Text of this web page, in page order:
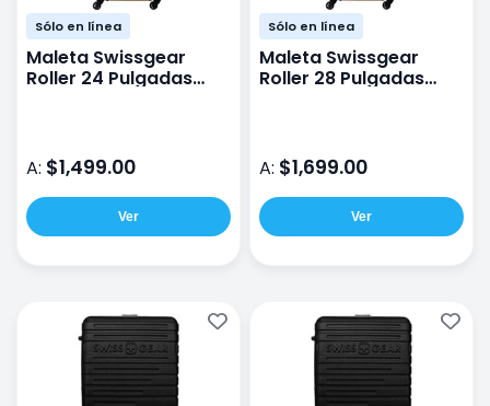
Sólo en línea
Maleta Swissgear
Roller 24 Pulgadas
A: $1,499.00
Ver
Sólo en línea
Maleta Swissgear
Roller 28 Pulgadas
A: $1,699.00
Ver